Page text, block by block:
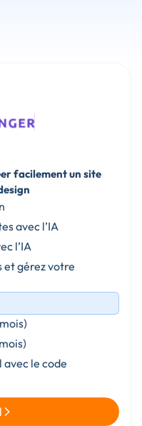
facilement un site
avec l’IA
l’IA
et gérez votre
avec le code